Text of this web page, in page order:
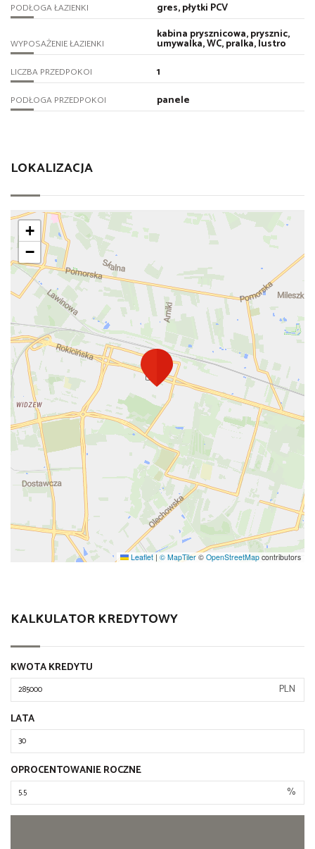
PODŁOGA ŁAZIENKI gres, płytki PCV
WYPOSAŻENIE ŁAZIENKI
kabina prysznicowa, prysznic,
umywalka, WC, pralka, lustro
LICZBA PRZEDPOKOI 1
PODŁOGA PRZEDPOKOI panele
LOKALIZACJA
+
−
Leaflet | © MapTiler © OpenStreetMap contributors
KALKULATOR KREDYTOWY
KWOTA KREDYTU
PLN
LATA
OPROCENTOWANIE ROCZNE
%